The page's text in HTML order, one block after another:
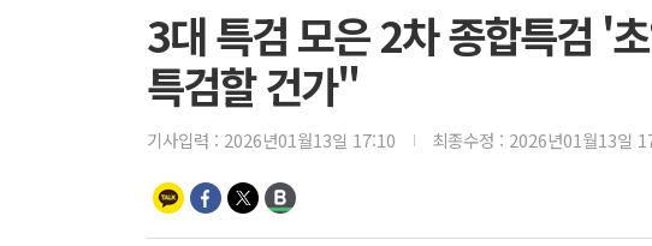
3대 특검 모은 2차 종합특검 '
특검할 건가"
기사입력 : 2026년01월13일 17:10 최종수정 : 2026년01월13일